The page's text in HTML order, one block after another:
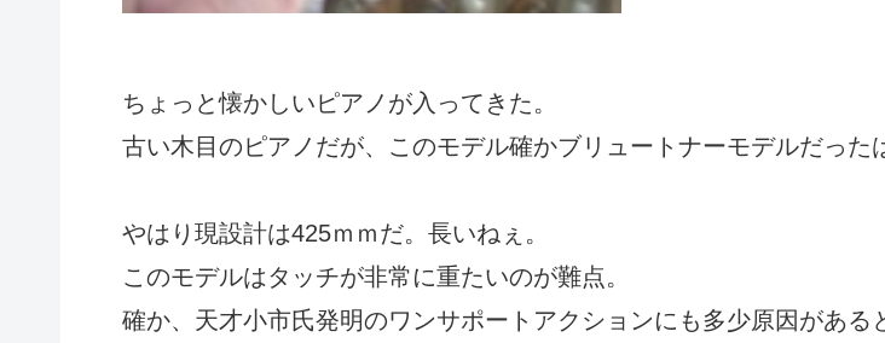
ちょっと懐かしいピアノが入ってきた。
古い木目のピアノだが、このモデル確かブリュートナーモデルだった
やはり現設計は425ｍｍだ。長いねぇ。
このモデルはタッチが非常に重たいのが難点。
確か、天才小市氏発明のワンサポートアクションにも多少原因がある